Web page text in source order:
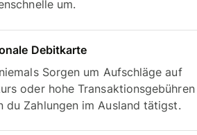
um.
Debitkarte
Sorgen um Aufschläge auf
oder hohe Transaktionsgebühren
du Zahlungen im Ausland tätigst.